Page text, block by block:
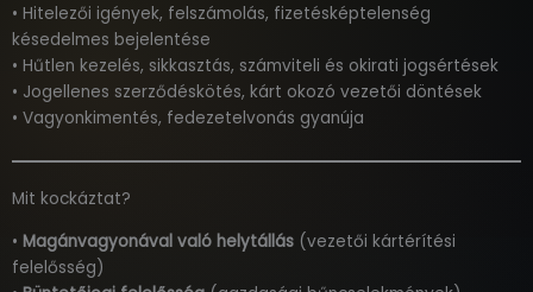
• Hitelezői igények, felszámolás, fizetésképtelenség
késedelmes bejelentése
• Hűtlen kezelés, sikkasztás, számviteli és okirati jogsértések
• Jogellenes szerződéskötés, kárt okozó vezetői döntések
• Vagyonkimentés, fedezetelvonás gyanúja
Mit kockáztat?
• Magánvagyonával való helytállás (vezetői kártérítési
felelősség)